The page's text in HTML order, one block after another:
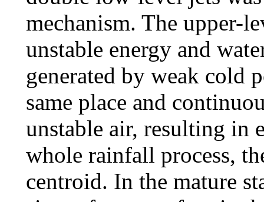
mechanism. The upper-
unstable energy and
generated by weak cold
same place and
unstable air, resulting in
whole rainfall process,
centroid. In the mature